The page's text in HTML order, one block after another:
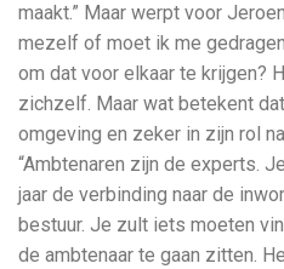
maakt.” Maar werpt voor
mezelf of moet ik me
om dat voor elkaar te krijgen?
zichzelf. Maar wat betekent
omgeving en zeker in zijn rol
“Ambtenaren zijn de experts.
jaar de verbinding naar de
bestuur. Je zult iets moeten
de ambtenaar te gaan zitten.